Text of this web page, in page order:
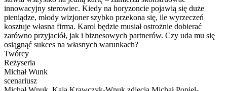
innowacyjny sterowiec. Kiedy na horyzoncie pojawią się duże
pieniądze, młody wizjoner szybko przekona się, ile wyrzeczeń
kosztuje własna firma. Karol będzie musiał ostrożnie dobierać
zarówno przyjaciół, jak i biznesowych partnerów. Czy uda mu się
osiągnąć sukces na własnych warunkach?
Twórcy
Reżyseria
Michał Wunk
scenariusz